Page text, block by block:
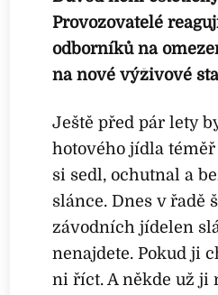
Provozovatelé
odborníků na
na nové výživové
Ještě před pár lety
hotového jídla
si sedl, ochutnal a
slánce. Dnes v řadě
závodních jídelen
nenajdete. Pokud ji
ni říct. A někde už ji